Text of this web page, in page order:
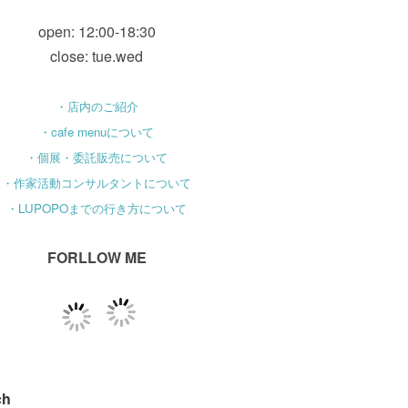
open: 12:00-18:30
close: tue.wed
・店内のご紹介
・cafe menuについて
・個展・委託販売について
・作家活動コンサルタントについて
・LUPOPOまでの行き方について
FORLLOW ME